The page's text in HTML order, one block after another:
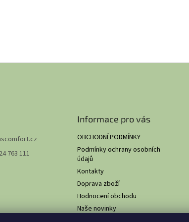
763 111
Informace pro vás
OBCHODNÍ PODMÍNKY
Podmínky ochrany osobních
údajů
Kontakty
Doprava zboží
Hodnocení obchodu
Naše novinky